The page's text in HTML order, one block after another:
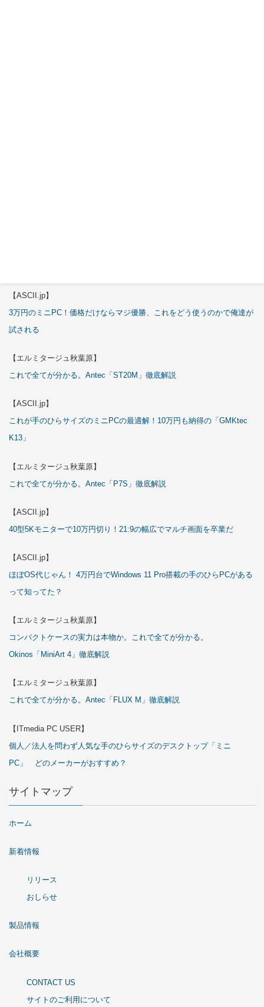
【ASCII.jp】
3万円のミニPC！価格だけならマジ優勝、これをどう使うのかで俺達が
試される
【エルミタージュ秋葉原】
これで全てが分かる。Antec「ST20M」徹底解説
【ASCII.jp】
これが手のひらサイズのミニPCの最適解！10万円も納得の「GMKtec
K13」
【エルミタージュ秋葉原】
これで全てが分かる。Antec「P7S」徹底解説
【ASCII.jp】
40型5Kモニターで10万円切り！21:9の幅広でマルチ画面を卒業だ
【ASCII.jp】
ほぼOS代じゃん！ 4万円台でWindows 11 Pro搭載の手のひらPCがある
って知ってた？
【エルミタージュ秋葉原】
コンパクトケースの実力は本物か。これで全てが分かる。
Okinos「MiniArt 4」徹底解説
【エルミタージュ秋葉原】
これで全てが分かる。Antec「FLUX M」徹底解説
【ITmedia PC USER】
個人／法人を問わず人気な手のひらサイズのデスクトップ「ミニ
PC」 どのメーカーがおすすめ？
サイトマップ
ホーム
新着情報
リリース
おしらせ
製品情報
会社概要
CONTACT US
サイトのご利用について